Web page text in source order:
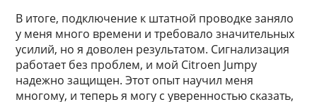
В итоге, подключение к штатной проводке заняло
у меня много времени и требовало значительных
усилий, но я доволен результатом. Сигнализация
работает без проблем, и мой Citroen Jumpy
надежно защищен. Этот опыт научил меня
многому, и теперь я могу с уверенностью сказать,